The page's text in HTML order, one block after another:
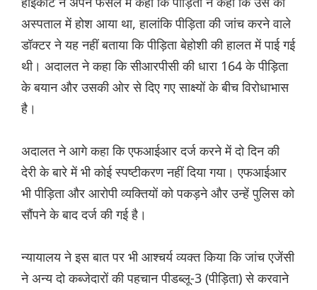
अस्पताल में होश आया था, हालांकि पीड़िता की जांच करने वाले
डॉक्टर ने यह नहीं बताया कि पीड़िता बेहोशी की हालत में पाई गई
थी। अदालत ने कहा कि सीआरपीसी की धारा 164 के पीड़िता
के बयान और उसकी ओर से दिए गए साक्ष्यों के बीच विरोधाभास
है।
अदालत ने आगे कहा कि एफआईआर दर्ज करने में दो दिन की
देरी के बारे में भी कोई स्पष्टीकरण नहीं दिया गया। एफआईआर
भी पीड़िता और आरोपी व्यक्तियों को पकड़ने और उन्हें पुलिस को
सौंपने के बाद दर्ज की गई है।
न्यायालय ने इस बात पर भी आश्चर्य व्यक्त किया कि जांच एजेंसी
ने अन्य दो कब्जेदारों की पहचान पीडब्लू-3 (पीड़िता) से करवाने